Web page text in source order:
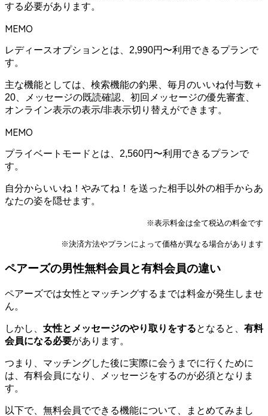
する必要があります。
MEMO
レディースオプションとは、2,990円〜利用できるプランで
す。
主な機能としては、検索機能の釣果、毎月のいいね付与数＋
20、メッセージの既読確認、初回メッセージの優先審査、
オンライン表示の表示/非表示切り替えができます。
MEMO
プライベートモードとは、2,560円〜利用できるプランで
す。
自分からいいね！やみてね！を送った相手以外の相手からあ
なたの姿を隠せます。
※表示料金は全て税込の料金です
※決済方法やプランによって価格が異なる場合があります
ペアーズの男性無料会員と有料会員の違い
ペアーズでは女性とマッチングするまでは料金が発生しませ
ん。
しかし、 女性とメッセージのやり取りをするとなると、 有料
会員になる必要があります。
つまり、マッチングした後に実際に会うまでに行くために
は、有料会員になり、メッセージをするのが必須となりま
す。
以下で、無料会員でできる機能について、まとめてみまし